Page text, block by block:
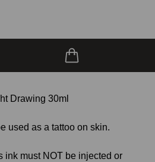
Drawing 30ml
used as a tattoo on skin.
ink must NOT be injected or